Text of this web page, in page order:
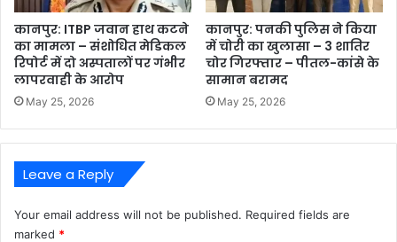
कानपुर: ITBP जवान हाथ कटने
का मामला – संशोधित मेडिकल
रिपोर्ट में दो अस्पतालों पर गंभीर
लापरवाही के आरोप
May 25, 2026
कानपुर: पनकी पुलिस ने किया
में चोरी का खुलासा – 3 शातिर
चोर गिरफ्तार – पीतल-कांसे के
सामान बरामद
May 25, 2026
Leave a Reply
Your email address will not be published. Required fields are
marked *